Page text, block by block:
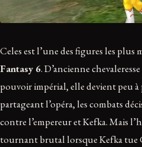
Celes est l’une des figures les plus
Fantasy 6. D’ancienne
pouvoir impérial, elle devient peu
partageant l’opéra, les combats
contre l’empereur et Kefka. Mais
tournant brutal lorsque Kefka tue